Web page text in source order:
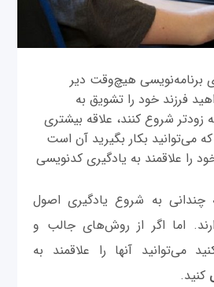
برنامه‌نویسی هیچ‌وقت دیر
فرزند خود را تشویق به
شروع کنند، علاقه بیشتری
می‌توانید بکار بگیرید آن است
را علاقمند به یادگیری کدنویسی
چندانی به شروع یادگیری اصول
اما اگر از روش‌های جالب و
می‌توانید آنها را علاقمند به
کنید.